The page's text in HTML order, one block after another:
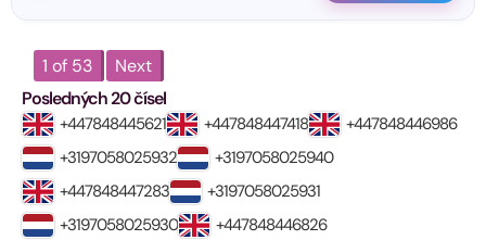
1 of 53
Next
Posledných 20 čísel
+447848445621 +447848447418
+447848446986
+3197058025932
+3197058025940
+447848447283
+3197058025931
+3197058025930
+447848446826